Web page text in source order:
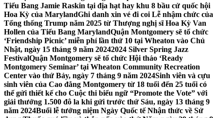
Tiểu Bang Jamie Raskin tại địa hạt hay khu 8 bầu cử quốc hội
Hoa Kỳ của MarylandGhi danh xin vé đi coi Lễ nhậm chức của
Tổng thống Trump năm 2025 từ Thượng nghị sĩ Hoa Kỳ Van
Hollen của Tiểu Bang MarylandQuận Montgomery sẽ tổ chức
‘Friendship Picnic’ miễn phí lần thứ 10 tại Wheaton vào Chủ
Nhật, ngày 15 tháng 9 năm 20242024 Silver Spring Jazz
FestivalQuận Montgomery sẽ tổ chức Hội thảo ‘Ready
Montgomery Seminar’ tại Wheaton Community Recreation
Center vào thứ Bảy, ngày 7 tháng 9 năm 2024Sinh viên và cựu
sinh viên của Cao đẳng Montgomery từ 18 tuổi đến 25 tuổi có
thể gửi thiết kế cho Cuộc thi biểu ngữ “Promote the Vote” với
giải thưởng 1.500 đô la khi gửi trước thứ Sáu, ngày 13 tháng 9
năm 2024Buổi lễ tưởng niệm Ngày Quốc tế Nhận thức về Sử